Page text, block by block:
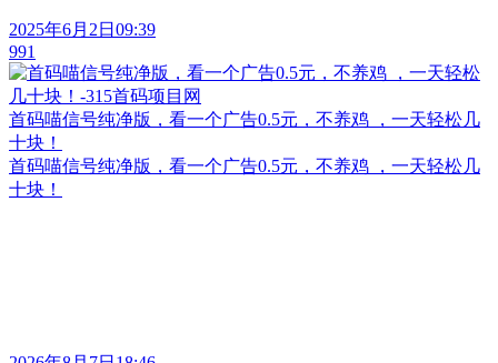
2025年6月2日09:39
991
首码喵信号纯净版，看一个广告0.5元，不养鸡 ，一天轻松几
十块！
首码喵信号纯净版，看一个广告0.5元，不养鸡 ，一天轻松几
十块！